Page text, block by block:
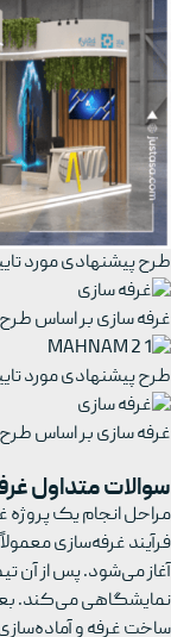
طرح پیشنهادی مورد
غرفه سازی بر اساس
طرح پیشنهادی مورد
غرفه سازی بر اساس
سوالات متداول
مراحل انجام یک پروژه
فرآیند غرفه‌سازی
آغاز می‌شود. پس از آن
نمایشگاهی می‌کند. بعد
ساخت غرفه و